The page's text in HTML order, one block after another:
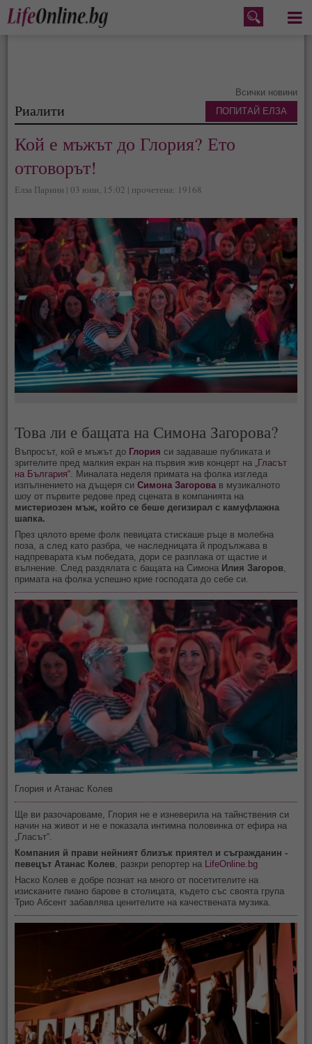
Меню
Всички новини
Риалити
Кой е мъжът до Глория? Ето
отговорът!
Елза Парини | 03 юни, 15:02 | прочетена: 19168
Това ли е бащата на Симона Загорова?
Въпросът, кой е мъжът до Глория си задаваше публиката и
зрителите пред малкия екран на първия жив концерт на
„Гласът
на България“ . Миналата неделя примата на фолка изгледа
изпълнението на дъщеря сиСимона Загорова в музикалното
шоу от първите редове пред сцената в компанията на
мистериозен мъж, който се беше дегизирал с камуфлажна
шапка.
През цялото време фолк певицата стискаше ръце в молебна
поза, а след като разбра, че наследницата й продължава в
надпреварата към победата, дори се разплака от щастие и
вълнение. След раздялата с бащата на Симона Илия Загоров
примата на фолка успешно крие господата до себе си.
Глория и Атанас Колев
Ще ви разочароваме, Глория не е изневерила на тайнствения си
начин на живот и не е показала интимна половинка от ефира на
„Гласът“.
Компания й прави нейният близък приятел и съгражданин -
певецът Атанас Колев, разкри репортер на LifeOnline.bg
Наско Колев е добре познат на много от посетителите на
изисканите пиано барове в столицата, където със своята група
Трио Абсент забавлява ценителите на качествената музика.
ПОПИТАЙ ЕЛЗА